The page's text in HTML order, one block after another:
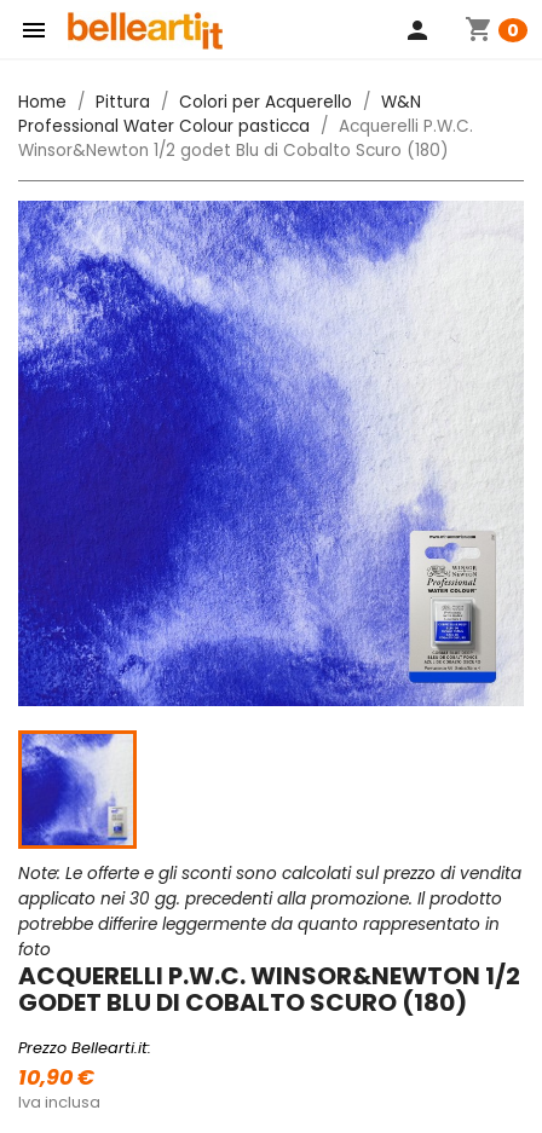
 shopping_cart 0
person
Home Pittura Colori per Acquerello
W&N
Professional Water Colour pasticca
Acquerelli P.W.C.
Winsor&Newton 1/2 godet Blu di Cobalto Scuro (180)
Note: Le offerte e gli sconti sono calcolati sul prezzo di vendita
applicato nei 30 gg. precedenti alla promozione. Il prodotto
potrebbe differire leggermente da quanto rappresentato in
foto
ACQUERELLI P.W.C. WINSOR&NEWTON 1/2
GODET BLU DI COBALTO SCURO (180)
Prezzo Bellearti.it:
10,90 €
Iva inclusa